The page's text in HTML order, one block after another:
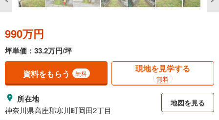
990万円
坪単価：33.2万円/坪
資料をもらう 無料 現地を見学する
無料
所在地
神奈川県高座郡寒川町岡田2丁目
地図を見る